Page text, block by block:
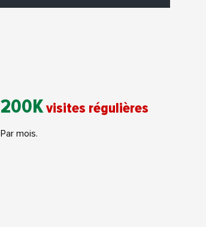
200Kvisites régulières
Par mois.